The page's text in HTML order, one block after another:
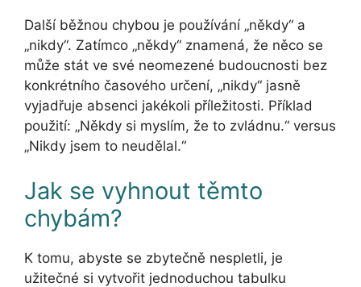
Další běžnou chybou je používání „někdy“ a
„nikdy“. Zatímco „někdy“ znamená, že něco se
může stát ve své neomezené budoucnosti bez
konkrétního časového určení, „nikdy“ jasně
vyjadřuje absenci jakékoli příležitosti. Příklad
použití: „Někdy si myslím, že to zvládnu.“ versus
„Nikdy jsem to neudělal.“
Jak se vyhnout těmto
chybám?
K tomu, abyste se zbytečně nespletli, je
užitečné si vytvořit jednoduchou tabulku